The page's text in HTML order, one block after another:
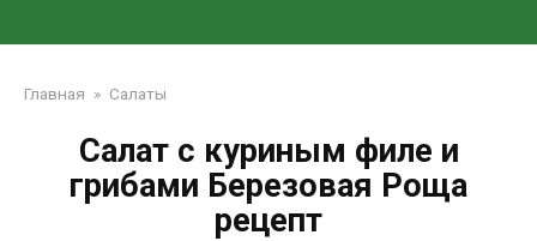
Главная » Салаты
Салат с куриным филе и
грибами Березовая Роща
рецепт